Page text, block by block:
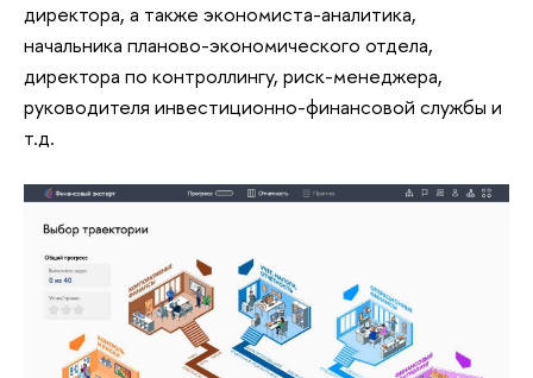
директора, а также экономиста-аналитика,
начальника планово-экономического отдела,
директора по контроллингу, риск-менеджера,
руководителя инвестиционно-финансовой службы и
т.д.